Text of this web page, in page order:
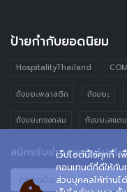
เว็ปไซต์นี้ใช้คุกกี้
คอนเทนต์ที่ดีให้กั
ส่วนบุคคลให้ท่านไ
ป้ายกำกับยอดนิยม
HospitalityThailand
ถังขยะพลาสติก ถังขยะ
ถังขยะทรงกลม ถังขยะสแตน
สมัครรับข่าวสารและโปรโ